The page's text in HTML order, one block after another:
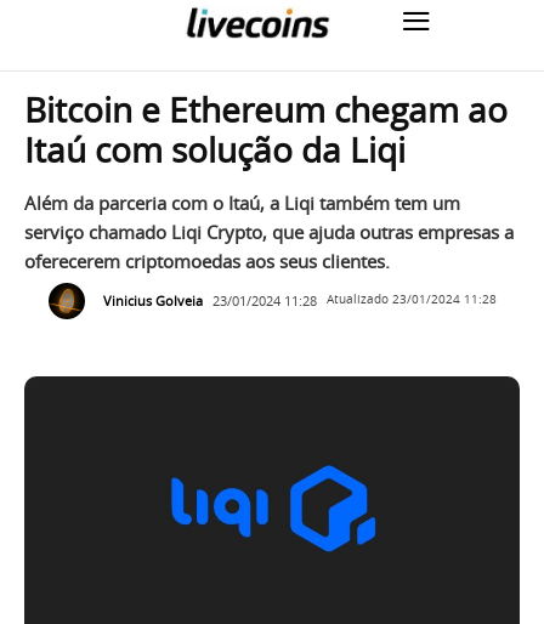
Bitcoin e Ethereum chegam ao
Itaú com solução da Liqi
Além da parceria com o Itaú, a Liqi também tem um
serviço chamado Liqi Crypto, que ajuda outras empresas a
oferecerem criptomoedas aos seus clientes.
Vinicius Golveia 23/01/2024 11:28 Atualizado 23/01/2024 11:28